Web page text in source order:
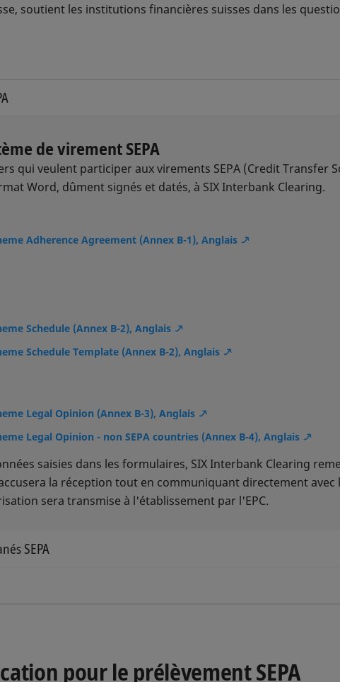
soutient les institutions financières suisses dans les
de virement SEPA
qui veulent participer aux virements SEPA (Credit Transfer
Word, dûment signés et datés, à SIX Interbank Clearing.
Adherence Agreement (Annex B-1), Anglais
Schedule (Annex B-2), Anglais
Schedule Template (Annex B-2), Anglais
Legal Opinion (Annex B-3), Anglais
Legal Opinion - non SEPA countries (Annex B-4), Anglais
saisies dans les formulaires, SIX Interbank Clearing
la réception tout en communiquant directement
sera transmise à l'établissement par l'EPC.
SEPA
qui veulent participer aux virements SEPA (Instant Credit
Scheme Adherence Agreement (Annex A-1), Anglais
c/o SIX Interbank Clearing SA, Centrale d'opérations, Case
pour le prélèvement SEPA